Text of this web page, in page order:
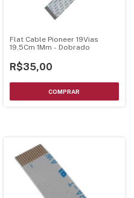
Flat Cable Pioneer 19Vias
19,5Cm 1Mm - Dobrado
R$35,00